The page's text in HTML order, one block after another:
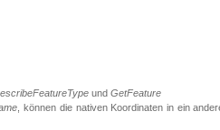
und GetFeature
, können die nativen Koordinaten in ein